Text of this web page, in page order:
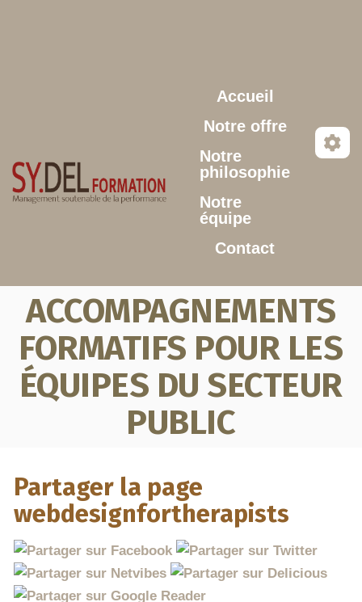
Accueil
Notre offre
Notre
philosophie
Notre
équipe
Contact
ACCOMPAGNEMENTS
FORMATIFS POUR LES
ÉQUIPES DU SECTEUR
PUBLIC
Partager la page
webdesignfortherapists